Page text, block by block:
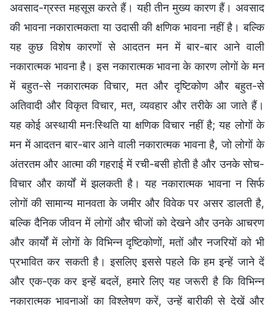
अवसाद-ग्रस्त महसूस करते हैं। यही तीन मुख्य कारण हैं। अवसाद
की भावना नकारात्मकता या उदासी की क्षणिक भावना नहीं है। बल्कि
यह कुछ विशेष कारणों से आदतन मन में बार-बार आने वाली
नकारात्मक भावना है। इस नकारात्मक भावना के कारण लोगों के मन
में बहुत-से नकारात्मक विचार, मत और दृष्टिकोण और बहुत-से
अतिवादी और विकृत विचार, मत, व्यवहार और तरीके आ जाते हैं।
यह कोई अस्थायी मनःस्थिति या क्षणिक विचार नहीं है; यह लोगों के
मन में आदतन बार-बार आने वाली नकारात्मक भावना है, जो लोगों के
अंतरतम और आत्मा की गहराई में रची-बसी होती है और उनके सोच-
विचार और कार्यों में झलकती है। यह नकारात्मक भावना न सिर्फ
लोगों की सामान्य मानवता के जमीर और विवेक पर असर डालती है,
बल्कि दैनिक जीवन में लोगों और चीजों को देखने और उनके आचरण
और कार्यों में लोगों के विभिन्न दृष्टिकोणों, मतों और नजरियों को भी
प्रभावित कर सकती है। इसलिए इससे पहले कि हम इन्हें जाने दें
और एक-एक कर इन्हें बदलें, हमारे लिए यह जरूरी है कि विभिन्न
नकारात्मक भावनाओं का विश्लेषण करें, उन्हें बारीकी से देखें और